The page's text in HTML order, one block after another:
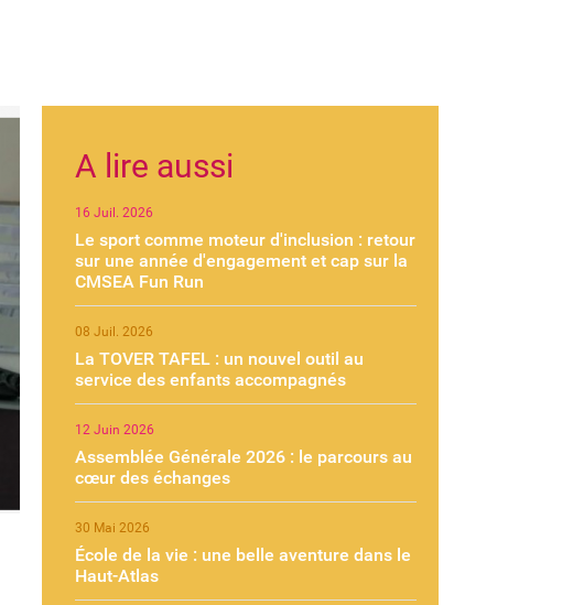
A lire aussi
16 Juil. 2026
Le sport comme moteur d'inclusion : retour
sur une année d'engagement et cap sur la
CMSEA Fun Run
08 Juil. 2026
La TOVER TAFEL : un nouvel outil au
service des enfants accompagnés
12 Juin 2026
Assemblée Générale 2026 : le parcours au
cœur des échanges
30 Mai 2026
École de la vie : une belle aventure dans le
Haut-Atlas